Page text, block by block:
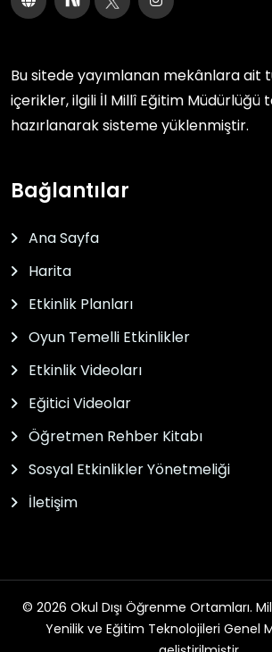
Bu sitede yayımlanan mekânlara ait
içerikler, ilgili İl Millî Eğitim Müdürlüğü
hazırlanarak sisteme yüklenmiştir.
Bağlantılar
Ana Sayfa
Harita
Etkinlik Planları
Oyun Temelli Etkinlikler
Etkinlik Videoları
Eğitici Videolar
Öğretmen Rehber Kitabı
Sosyal Etkinlikler Yönetmeliği
İletişim
© 2026 Okul Dışı Öğrenme Ortamları.
Yenilik ve Eğitim Teknolojileri Genel